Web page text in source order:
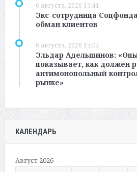
6 августа, 2026 15:41
Экс-сотрудница
обман клиентов
6 августа, 2026 15:04
Эльдар Адельшинов:
показывает, как должен
антимонопольный
рынке»
КАЛЕНДАРЬ
Август 2026